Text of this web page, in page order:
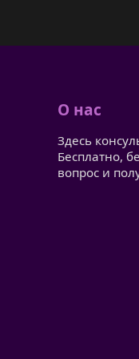
О нас
Здесь
Бесплатно,
вопрос и